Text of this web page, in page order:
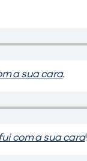
a sua cara.
com a sua cara!